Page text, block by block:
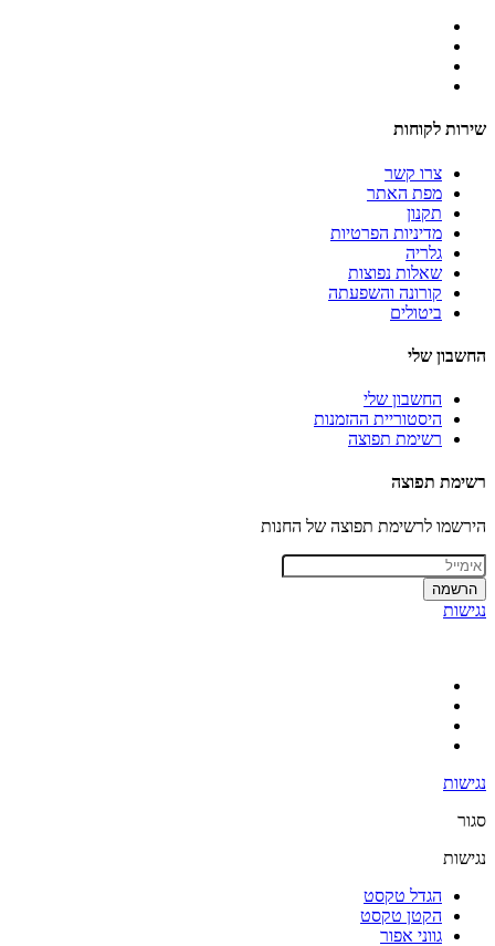
שירות לקוחות
צרו קשר
מפת האתר
תקנון
מדיניות הפרטיות
גלריה
שאלות נפוצות
קורונה והשפעתה
ביטולים
החשבון שלי
החשבון שלי
היסטוריית ההזמנות
רשימת תפוצה
רשימת תפוצה
הירשמו לרשימת תפוצה של החנות
הרשמה
נגישות
נגישות
סגור
נגישות
הגדל טקסט
הקטן טקסט
גווני אפור